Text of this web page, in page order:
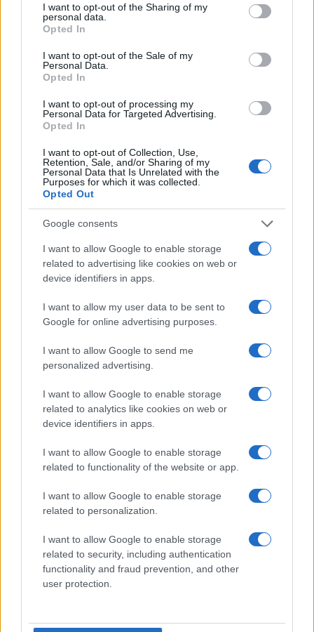
not limited to your visit or usage behaviour. You may click to
grant or deny consent to Google and its third-party tags to
use your data for below specified purposes in below Google
consent section.
I want to opt-out of the Sharing of my
personal data.
Opted In
I want to opt-out of the Sale of my
Personal Data.
Opted In
I want to opt-out of processing my
Personal Data for Targeted Advertising.
Opted In
I want to opt-out of Collection, Use,
Retention, Sale, and/or Sharing of my
Personal Data that Is Unrelated with the
Purposes for which it was collected.
Opted Out
Google consents
I want to allow Google to enable storage
related to advertising like cookies on web or
device identifiers in apps.
I want to allow my user data to be sent to
Google for online advertising purposes.
I want to allow Google to send me
personalized advertising.
I want to allow Google to enable storage
related to analytics like cookies on web or
device identifiers in apps.
I want to allow Google to enable storage
related to functionality of the website or app.
I want to allow Google to enable storage
related to personalization.
I want to allow Google to enable storage
related to security, including authentication
functionality and fraud prevention, and other
user protection.